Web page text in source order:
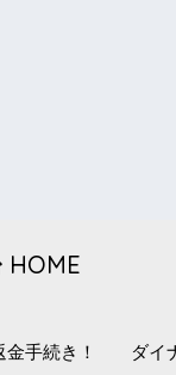
HOME
手続き！ ダイ